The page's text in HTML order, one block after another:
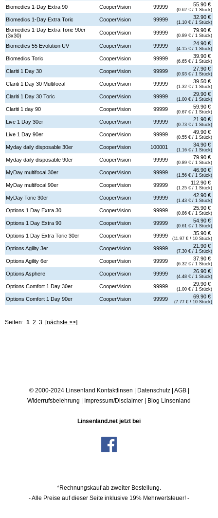
Biomedics 1-Day Extra 90 CooperVision 99999 55.90 €
(0.62 € / 1 Stück)
Biomedics 1-Day Extra Toric CooperVision 99999 32.90 €
(1.10 € / 1 Stück)
Biomedics 1-Day Extra Toric 90er
(3x30)
CooperVision 99999 79.90 €
(0.89 € / 1 Stück)
Biomedics 55 Evolution UV CooperVision 99999 24.90 €
(4.15 € / 1 Stück)
Biomedics Toric CooperVision 99999 39.90 €
(6.65 € / 1 Stück)
Clariti 1 Day 30 CooperVision 99999 27.90 €
(0.93 € / 1 Stück)
Clariti 1 Day 30 Multifocal CooperVision 99999 39.50 €
(1.32 € / 1 Stück)
Clariti 1 Day 30 Toric CooperVision 99999 29.90 €
(1.00 € / 1 Stück)
Clariti 1 day 90 CooperVision 99999 59.90 €
(0.67 € / 1 Stück)
Live 1 Day 30er CooperVision 99999 21.90 €
(0.73 € / 1 Stück)
Live 1 Day 90er CooperVision 99999 49.90 €
(0.55 € / 1 Stück)
Myday daily disposable 30er CooperVision 100001 34.90 €
(1.16 € / 1 Stück)
Myday daily disposable 90er CooperVision 99999 79.90 €
(0.89 € / 1 Stück)
MyDay multifocal 30er CooperVision 99999 46.90 €
(1.56 € / 1 Stück)
MyDay multifocal 90er CooperVision 99999 112.90 €
(1.25 € / 1 Stück)
MyDay Toric 30er CooperVision 99999 42.90 €
(1.43 € / 1 Stück)
Options 1 Day Extra 30 CooperVision 99999 25.90 €
(0.86 € / 1 Stück)
Options 1 Day Extra 90 CooperVision 99999 54.90 €
(0.61 € / 1 Stück)
Options 1 Day Extra Toric 30er CooperVision 99999 35.90 €
(11.97 € / 10 Stück)
Options Agility 3er CooperVision 99999 21.90 €
(7.30 € / 1 Stück)
Options Agility 6er CooperVision 99999 37.90 €
(6.32 € / 1 Stück)
Options Asphere CooperVision 99999 26.90 €
(4.48 € / 1 Stück)
Options Comfort 1 Day 30er CooperVision 99999 29.90 €
(1.00 € / 1 Stück)
Options Comfort 1 Day 90er CooperVision 99999 69.90 €
(7.77 € / 10 Stück)
Seiten: 1 2 3 [nächste >>]
© 2000-2024 Linsenland Kontaktlinsen | Datenschutz| AGB|
Widerrufsbelehrung | Impressum/Disclaimer | Blog Linsenland
Linsenland.net jetzt bei
*Rechnungskauf ab zweiter Bestellung.
- Alle Preise auf dieser Seite inklusive 19% Mehrwertsteuer! -